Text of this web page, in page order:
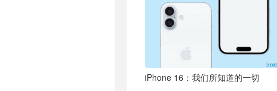
iPhone 16：我们所知道的一切